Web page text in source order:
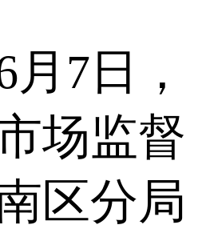
月7日，
场监督
区分局